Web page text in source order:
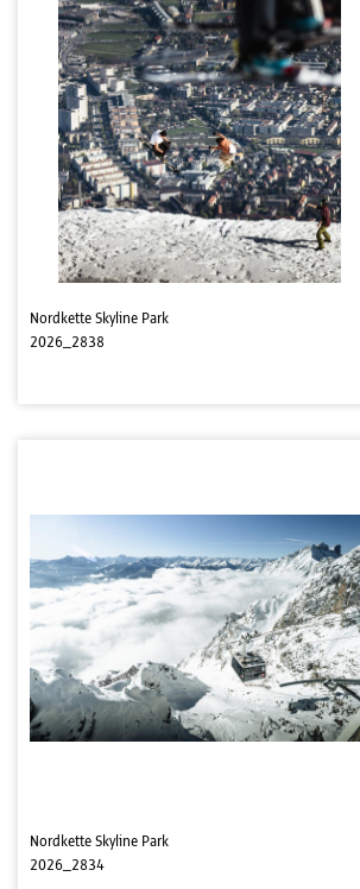
Nordkette Skyline Park
2026_2838
Nordkette Skyline Park
2026_2834